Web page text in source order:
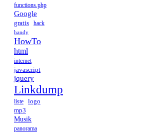
functions.php
Google
gratis hack
handy
HowTo
html
internet
javascript
jquery
Linkdump
liste
logo
mp3
Musik
panorama